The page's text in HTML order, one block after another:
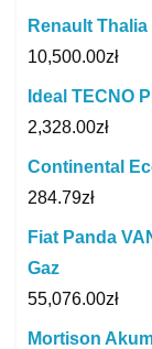
Renault
10,500.00zł
Ideal TECNO
2,328.00zł
Continental
284.79zł
Fiat Panda
Gaz
55,076.00zł
Mortison